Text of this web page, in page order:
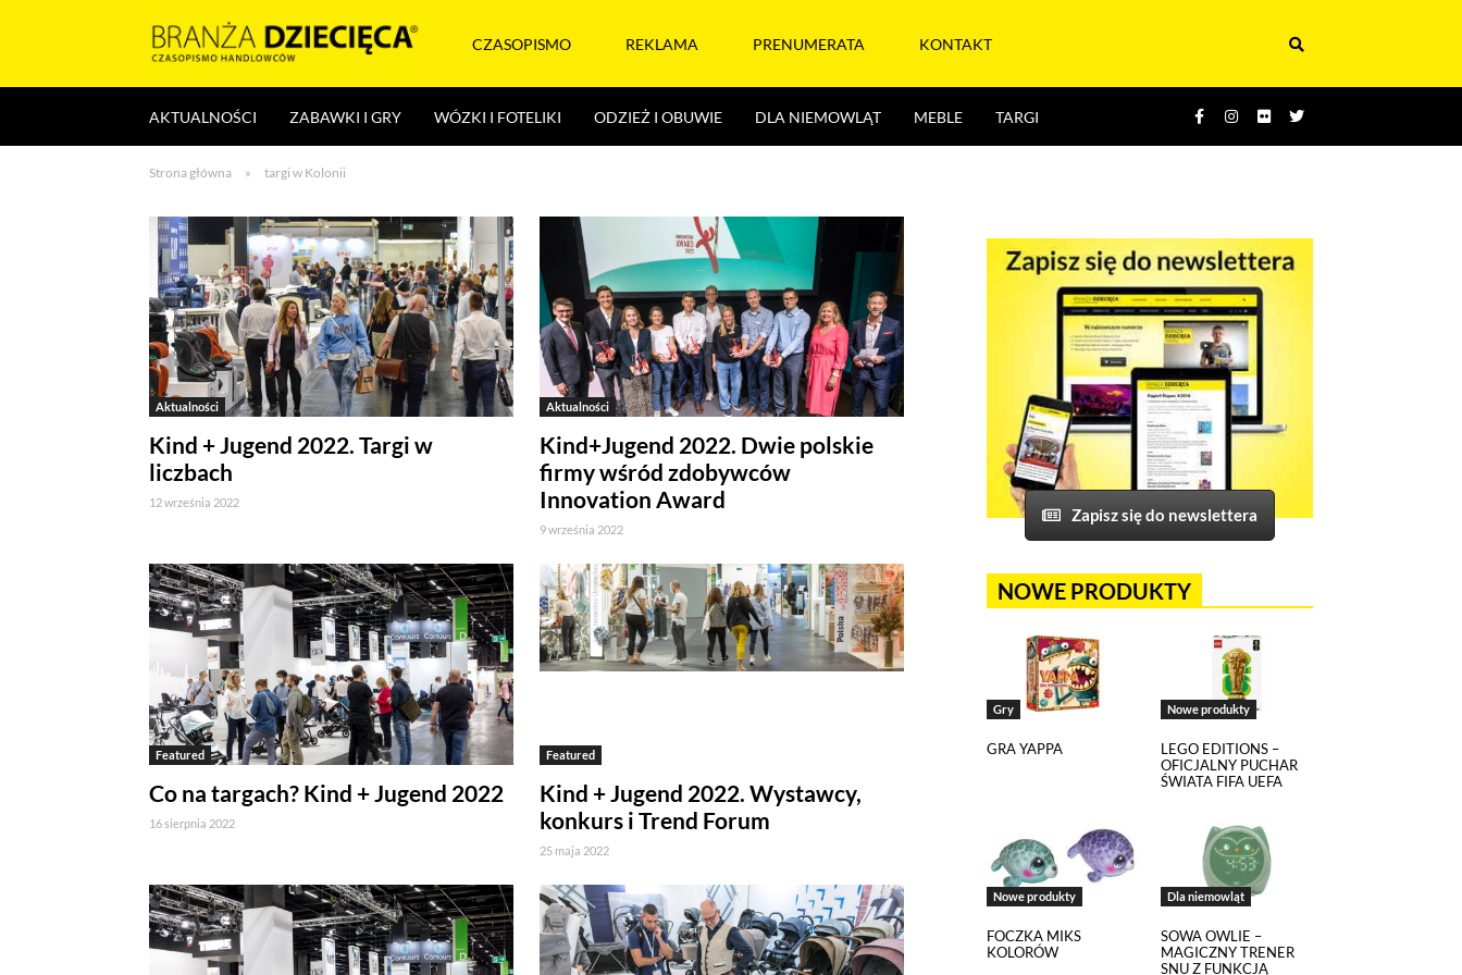
Branża
dziecięca
CZASOPISMO REKLAMA PRENUMERATA KONTAKT
AKTUALNOŚCI ZABAWKI I GRY WÓZKI I FOTELIKI ODZIEŻ I OBUWIE DLA NIEMOWLĄT MEBLE TARGI
Strona główna » targi w Kolonii
Aktualności
Kind + Jugend 2022. Targi w
liczbach
12 września 2022
Aktualności
Kind+Jugend 2022. Dwie polskie
firmy wśród zdobywców
Innovation Award
9 września 2022
Featured
Co na targach? Kind + Jugend 2022
16 sierpnia 2022
Featured
Kind + Jugend 2022. Wystawcy,
konkurs i Trend Forum
25 maja 2022
Zapisz się do newslettera
NOWE PRODUKTY
Gry
GRA YAPPA
Nowe produkty
LEGO EDITIONS –
OFICJALNY PUCHAR
ŚWIATA FIFA UEFA
Nowe produkty
FOCZKA MIKS
KOLORÓW
Dla niemowląt
SOWA OWLIE –
MAGICZNY TRENER
SNU Z FUNKCJĄ